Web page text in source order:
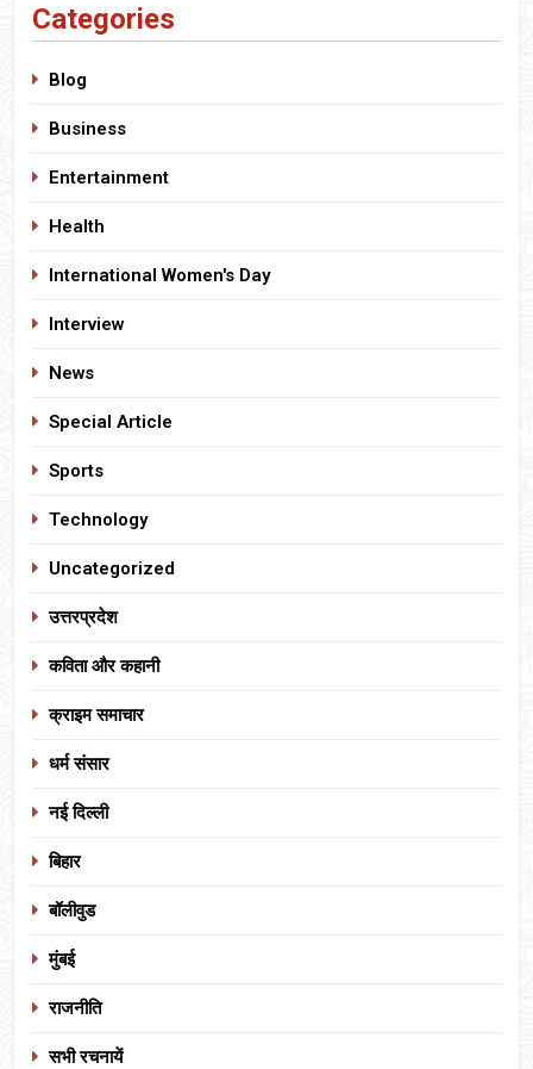
Categories
Blog
Business
Entertainment
Health
International Women's Day
Interview
News
Special Article
Sports
Technology
Uncategorized
उत्तरप्रदेश
कविता और कहानी
क्राइम समाचार
धर्म संसार
नई दिल्ली
बिहार
बॉलीवुड
मुंबई
राजनीति
सभी रचनायें